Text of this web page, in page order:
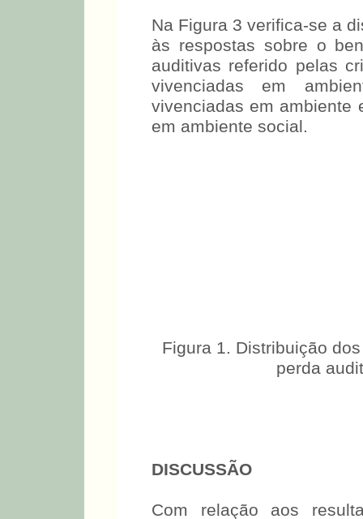
Na Figura 3 verifica-se
relação às respostas
próteses auditivas
situações vivenciadas
vivenciadas em ambiente
Figura 1. Distribuição